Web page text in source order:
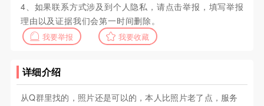
4、如果联系方式涉及到个人隐私，请点击举报，填写举报
理由以及证据我们会第一时间删除。
我要举报 我要收藏
详细介绍
从Q群里找的，照片还是可以的，本人比照片老了点，服务